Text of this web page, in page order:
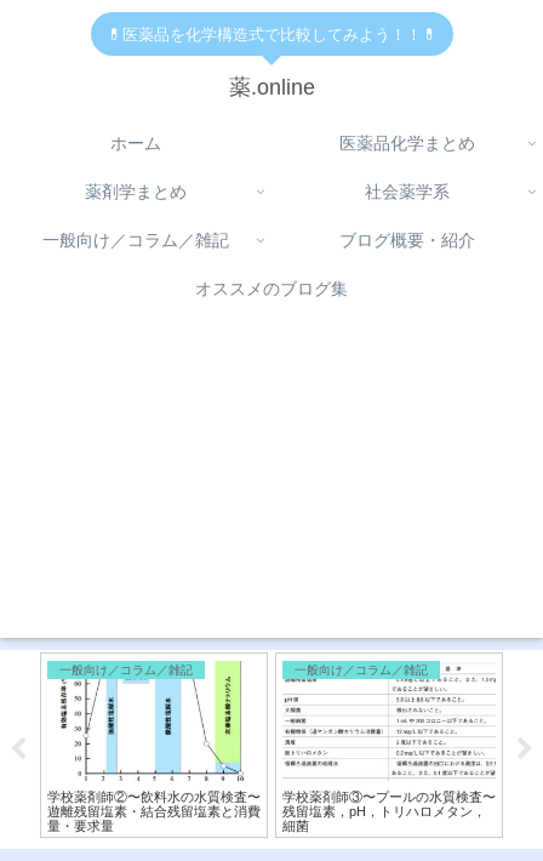
💊医薬品を化学構造式で比較してみよう！！💊
薬.online
ホーム 医薬品化学まとめ
薬剤学まとめ 社会薬学系
一般向け／コラム／雑記 ブログ概要・紹介
オススメのブログ集
一般向け／コラム／雑記
学校薬剤師②〜飲料水の水質検査〜
遊離残留塩素・結合残留塩素と消費
量・要求量
一般向け／コラム／雑記
学校薬剤師③〜プールの水質検査〜
残留塩素，pH，トリハロメタン，
細菌